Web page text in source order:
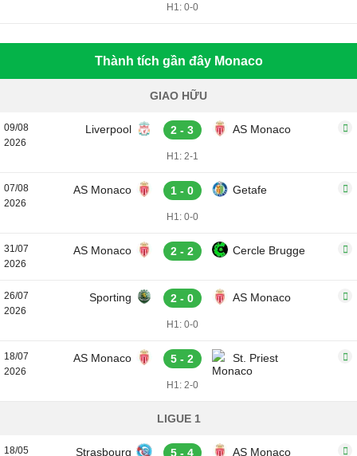
H1: 0-0
Thành tích gần đây Monaco
GIAO HỮU
09/08
2026
Liverpool 2 - 3 AS Monaco
H1: 2-1
07/08
2026
AS Monaco 1 - 0 Getafe
H1: 0-0
31/07
2026
AS Monaco 2 - 2 Cercle Brugge
26/07
2026
Sporting 2 - 0 AS Monaco
H1: 0-0
18/07
2026
AS Monaco 5 - 2 St. Priest
H1: 2-0
LIGUE 1
18/05 Strasbourg 5 - 4 AS Monaco